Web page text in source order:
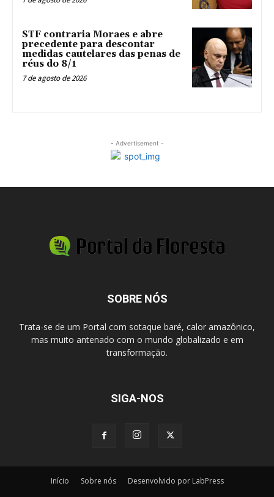
STF contraria Moraes e abre
precedente para descontar
medidas cautelares das penas de
réus do 8/1
7 de agosto de 2026
- Advertisement -
SOBRE NÓS
Trata-se de um Portal com sotaque baré, calor amazônico,
mas muito antenado com o mundo globalizado e em
transformação.
SIGA-NOS
Início Sobre nós Desenvolvido por LabPress